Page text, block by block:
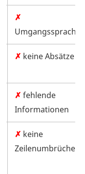
✗
Umgangssprache
✗ keine Absätze
✗ fehlende
Informationen
✗ keine
Zeilenumbrüche